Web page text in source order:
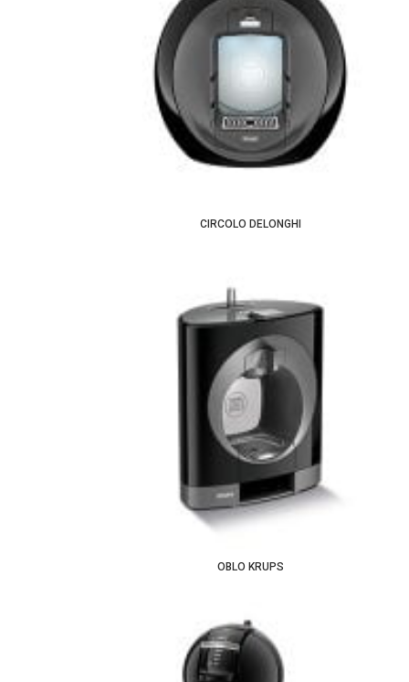
CIRCOLO DELONGHI
OBLO KRUPS